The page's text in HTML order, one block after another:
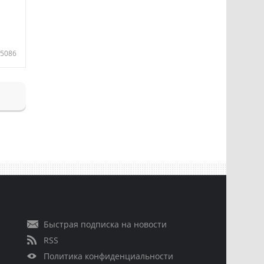
5086
Быстрая подписка на новости
RSS
Политика конфиденциальности